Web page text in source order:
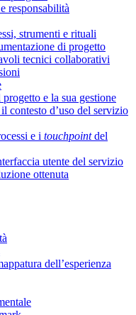
responsabilità
strumenti e rituali
di progetto
tecnici collaborativi
e la sua gestione
contesto d’uso del servizio
e i touchpointdel
utente del servizio
ottenuta
dell’esperienza